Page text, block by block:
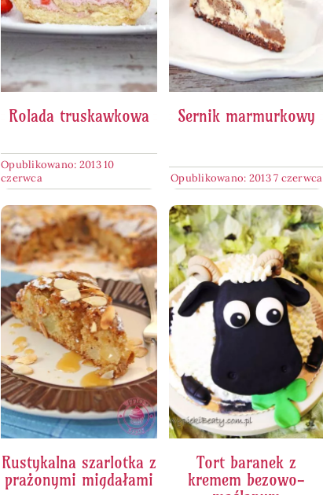
Rolada truskawkowa
Opublikowano: 2013 10
czerwca
Sernik marmurkowy
Opublikowano: 2013 7 czerwca
Rustykalna szarlotka z
prażonymi migdałami
Tort baranek z
kremem bezowo-